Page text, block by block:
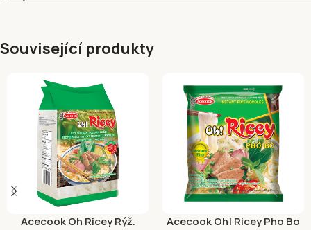
Související produkty
Acecook Oh Ricey Rýž.
Acecook Oh! Ricey Pho Bo